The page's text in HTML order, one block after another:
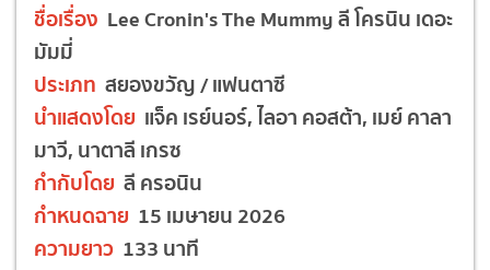
ชื่อเรื่อง Lee Cronin's The Mummy ลี โครนิน เดอะ
มัมมี่
ประเภท สยองขวัญ / แฟนตาซี
นำแสดงโดย แจ็ค เรย์นอร์, ไลอา คอสต้า, เมย์ คาลา
มาวี, นาตาลี เกรซ
กำกับโดย ลี ครอนิน
กำหนดฉาย 15 เมษายน 2026
ความยาว 133 นาที